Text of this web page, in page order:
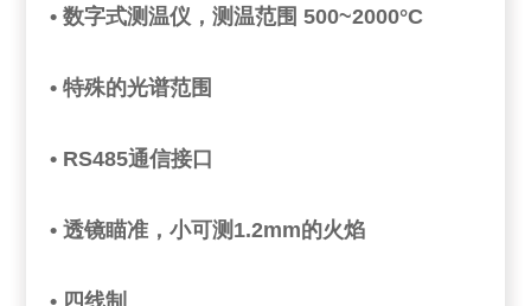
•数字式测温仪，测温范围 500~2000°C
• 特殊的光谱范围
• RS485通信接口
• 透镜瞄准，小可测1.2mm的火焰
• 四线制